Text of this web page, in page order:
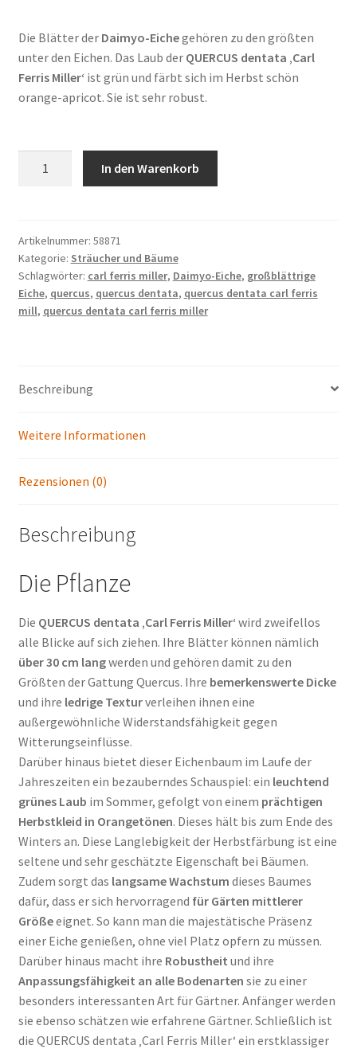
bis
179,90 €
Die Blätter der Daimyo-Eichegehören zu den größten
unter den Eichen. Das Laub der QUERCUS dentata ‚Carl
Ferris Miller‘ ist grün und färbt sich im Herbst schön
orange-apricot. Sie ist sehr robust.
Miller'
Menge
In den Warenkorb
Artikelnummer: 58871
Kategorie: Sträucher und Bäume
Schlagwörter: carl ferris miller, Daimyo-Eiche, großblättrige
Eiche, quercus, quercus dentata, quercus dentata carl ferris
mill, quercus dentata carl ferris miller
Beschreibung
Weitere Informationen
Rezensionen (0)
Beschreibung
Die Pflanze
Die QUERCUS dentata ‚Carl Ferris Miller‘ wird zweifellos
alle Blicke auf sich ziehen. Ihre Blätter können nämlich
über 30 cm langwerden und gehören damit zu den
Größten der Gattung Quercus. Ihre bemerkenswerte Dicke
und ihre ledrige Texturverleihen ihnen eine
außergewöhnliche Widerstandsfähigkeit gegen
Witterungseinflüsse.
Darüber hinaus bietet dieser Eichenbaum im Laufe der
Jahreszeiten ein bezauberndes Schauspiel: ein leuchtend
grünes Laub im Sommer, gefolgt von einem prächtigen
Herbstkleid in Orangetönen. Dieses hält bis zum Ende des
Winters an. Diese Langlebigkeit der Herbstfärbung ist eine
seltene und sehr geschätzte Eigenschaft bei Bäumen.
Zudem sorgt das langsame Wachstum dieses Baumes
dafür, dass er sich hervorragend für Gärten mittlerer
Größeeignet. So kann man die majestätische Präsenz
einer Eiche genießen, ohne viel Platz opfern zu müssen.
Darüber hinaus macht ihre Robustheit und ihre
Anpassungsfähigkeit an alle Bodenarten sie zu einer
besonders interessanten Art für Gärtner. Anfänger werden
sie ebenso schätzen wie erfahrene Gärtner. Schließlich ist
die QUERCUS dentata ‚Carl Ferris Miller‘ ein erstklassiger